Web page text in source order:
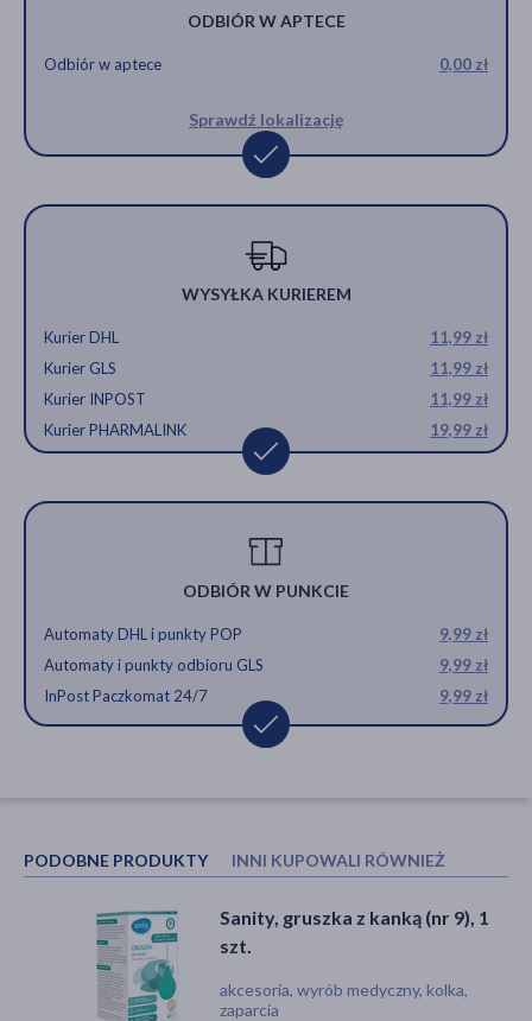
ODBIÓR W APTECE
Odbiór w aptece 0,00 zł
Sprawdź lokalizację
WYSYŁKA KURIEREM
Kurier DHL
11,99 zł
Kurier GLS
11,99 zł
Kurier INPOST
11,99 zł
Kurier PHARMALINK
19,99 zł
ODBIÓR W PUNKCIE
Automaty DHL i punkty POP
9,99 zł
Automaty i punkty odbioru GLS
9,99 zł
InPost Paczkomat 24/7
9,99 zł
PODOBNE PRODUKTY INNI KUPOWALI RÓWNIEŻ
Sanity, gruszka z kanką (nr 9), 1
szt.
akcesoria, wyrób medyczny, kolka,
zaparcia
Kej, gruszka z kanką, nr 11, 1 szt.
akcesoria, wyrób medyczny, kolka,
zaparcia